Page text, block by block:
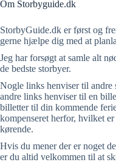
Om Storbyguide.dk
StorbyGuide.dk er først og
gerne hjælpe dig med at
Jeg har forsøgt at samle alt
de bedste storbyer.
Nogle links henviser til andre
andre links henviser til en
billetter til din kommende
kompenseret herfor, hvilket
kørende.
Hvis du mener der er noget
er du altid velkommen til at